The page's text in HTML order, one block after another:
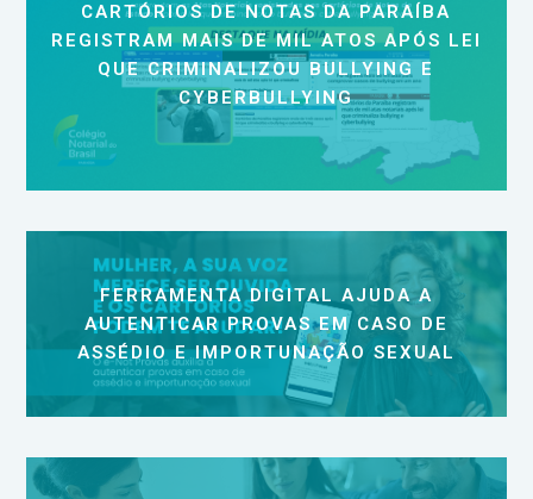
CARTÓRIOS DE NOTAS DA PARAÍBA
REGISTRAM MAIS DE MIL ATOS APÓS LEI
QUE CRIMINALIZOU BULLYING E
CYBERBULLYING
FERRAMENTA DIGITAL AJUDA A
AUTENTICAR PROVAS EM CASO DE
ASSÉDIO E IMPORTUNAÇÃO SEXUAL